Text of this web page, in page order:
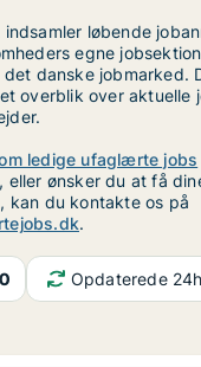
løbende
egne
danske jobmarked.
overblik over aktuelle
ledige ufaglærte jobs
eller ønsker du at få
kan du kontakte os på
.
Opdaterede 24h